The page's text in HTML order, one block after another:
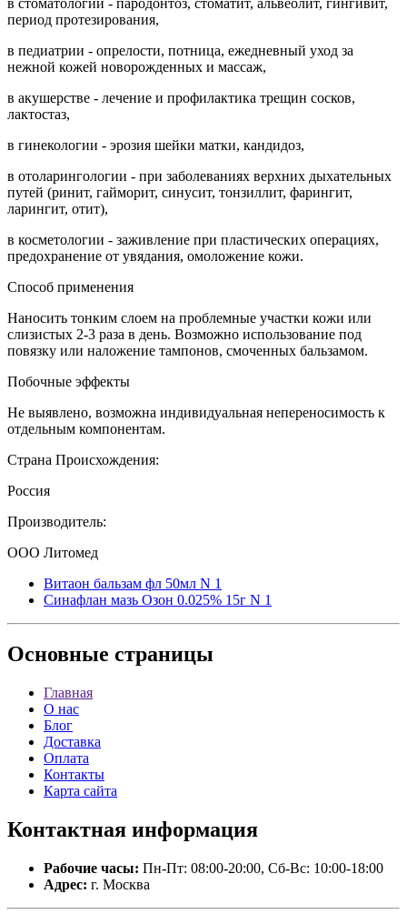
период протезирования,
в педиатрии - опрелости, потница, ежедневный уход за
нежной кожей новорожденных и массаж,
в акушерстве - лечение и профилактика трещин сосков,
лактостаз,
в гинекологии - эрозия шейки матки, кандидоз,
в отоларингологии - при заболеваниях верхних дыхательных
путей (ринит, гайморит, синусит, тонзиллит, фарингит,
ларингит, отит),
в косметологии - заживление при пластических операциях,
предохранение от увядания, омоложение кожи.
Способ применения
Наносить тонким слоем на проблемные участки кожи или
слизистых 2-3 раза в день. Возможно использование под
повязку или наложение тампонов, смоченных бальзамом.
Побочные эффекты
Не выявлено, возможна индивидуальная непереносимость к
отдельным компонентам.
Страна Происхождения:
Россия
Производитель:
ООО Литомед
Витаон бальзам фл 50мл N 1
Синафлан мазь Озон 0.025% 15г N 1
Основные страницы
Главная
О нас
Блог
Доставка
Оплата
Контакты
Карта сайта
Контактная информация
Рабочие часы: Пн-Пт: 08:00-20:00, Сб-Вс: 10:00-18:00
Адрес: г. Москва